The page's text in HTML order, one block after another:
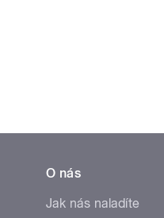
O nás
Jak nás naladíte